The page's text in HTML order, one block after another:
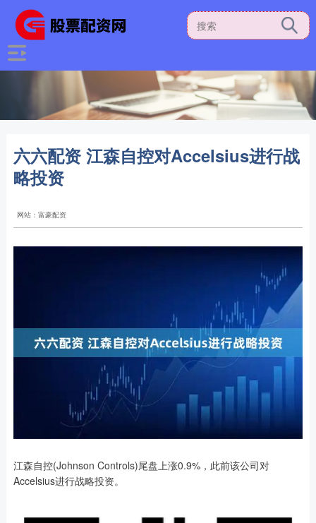
六六配资 江森自控对Accelsius进行战
略投资
网站：富豪配资
江森自控(Johnson Controls)尾盘上涨0.9%，此前该公司对
Accelsius进行战略投资。